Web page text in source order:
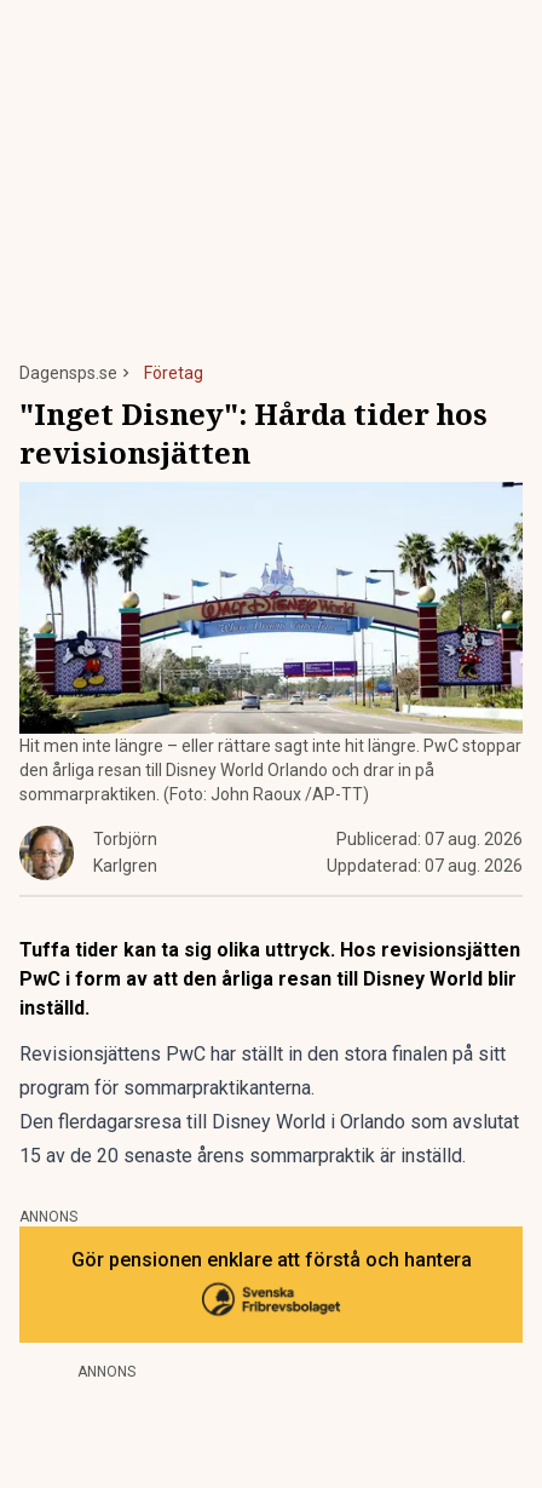
Dagensps.se Företag
"Inget Disney": Hårda tider hos
revisionsjätten
Hit men inte längre – eller rättare sagt inte hit längre. PwC stoppar
den årliga resan till Disney World Orlando och drar in på
sommarpraktiken. (Foto: John Raoux /AP-TT)
Torbjörn
Karlgren
Publicerad: 07 aug. 2026
Uppdaterad: 07 aug. 2026
Tuffa tider kan ta sig olika uttryck. Hos revisionsjätten
PwC i form av att den årliga resan till Disney World blir
inställd.
Revisionsjättens PwC har ställt in den stora finalen på sitt
program för sommarpraktikanterna.
Den flerdagarsresa till Disney World i Orlando som avslutat
15 av de 20 senaste årens sommarpraktik är inställd.
ANNONS
Gör pensionen enklare att förstå och hantera
ANNONS